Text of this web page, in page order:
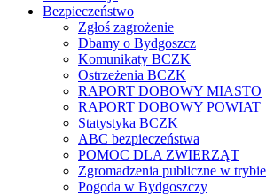
Bezpieczeństwo
Zgłoś zagrożenie
Dbamy o Bydgoszcz
Komunikaty BCZK
Ostrzeżenia BCZK
RAPORT DOBOWY MIASTO
RAPORT DOBOWY POWIAT
Statystyka BCZK
ABC bezpieczeństwa
POMOC DLA ZWIERZĄT
Zgromadzenia publiczne w
Pogoda w Bydgoszczy